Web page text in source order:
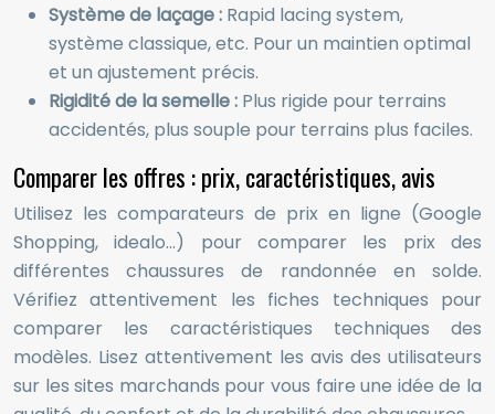
Système de laçage : Rapid lacing system,
système classique, etc. Pour un maintien optimal
et un ajustement précis.
Rigidité de la semelle : Plus rigide pour terrains
accidentés, plus souple pour terrains plus faciles.
Comparer les offres : prix, caractéristiques, avis
Utilisez les comparateurs de prix en ligne (Google
Shopping, idealo…) pour comparer les prix des
différentes chaussures de randonnée en solde.
Vérifiez attentivement les fiches techniques pour
comparer les caractéristiques techniques des
modèles. Lisez attentivement les avis des utilisateurs
sur les sites marchands pour vous faire une idée de la